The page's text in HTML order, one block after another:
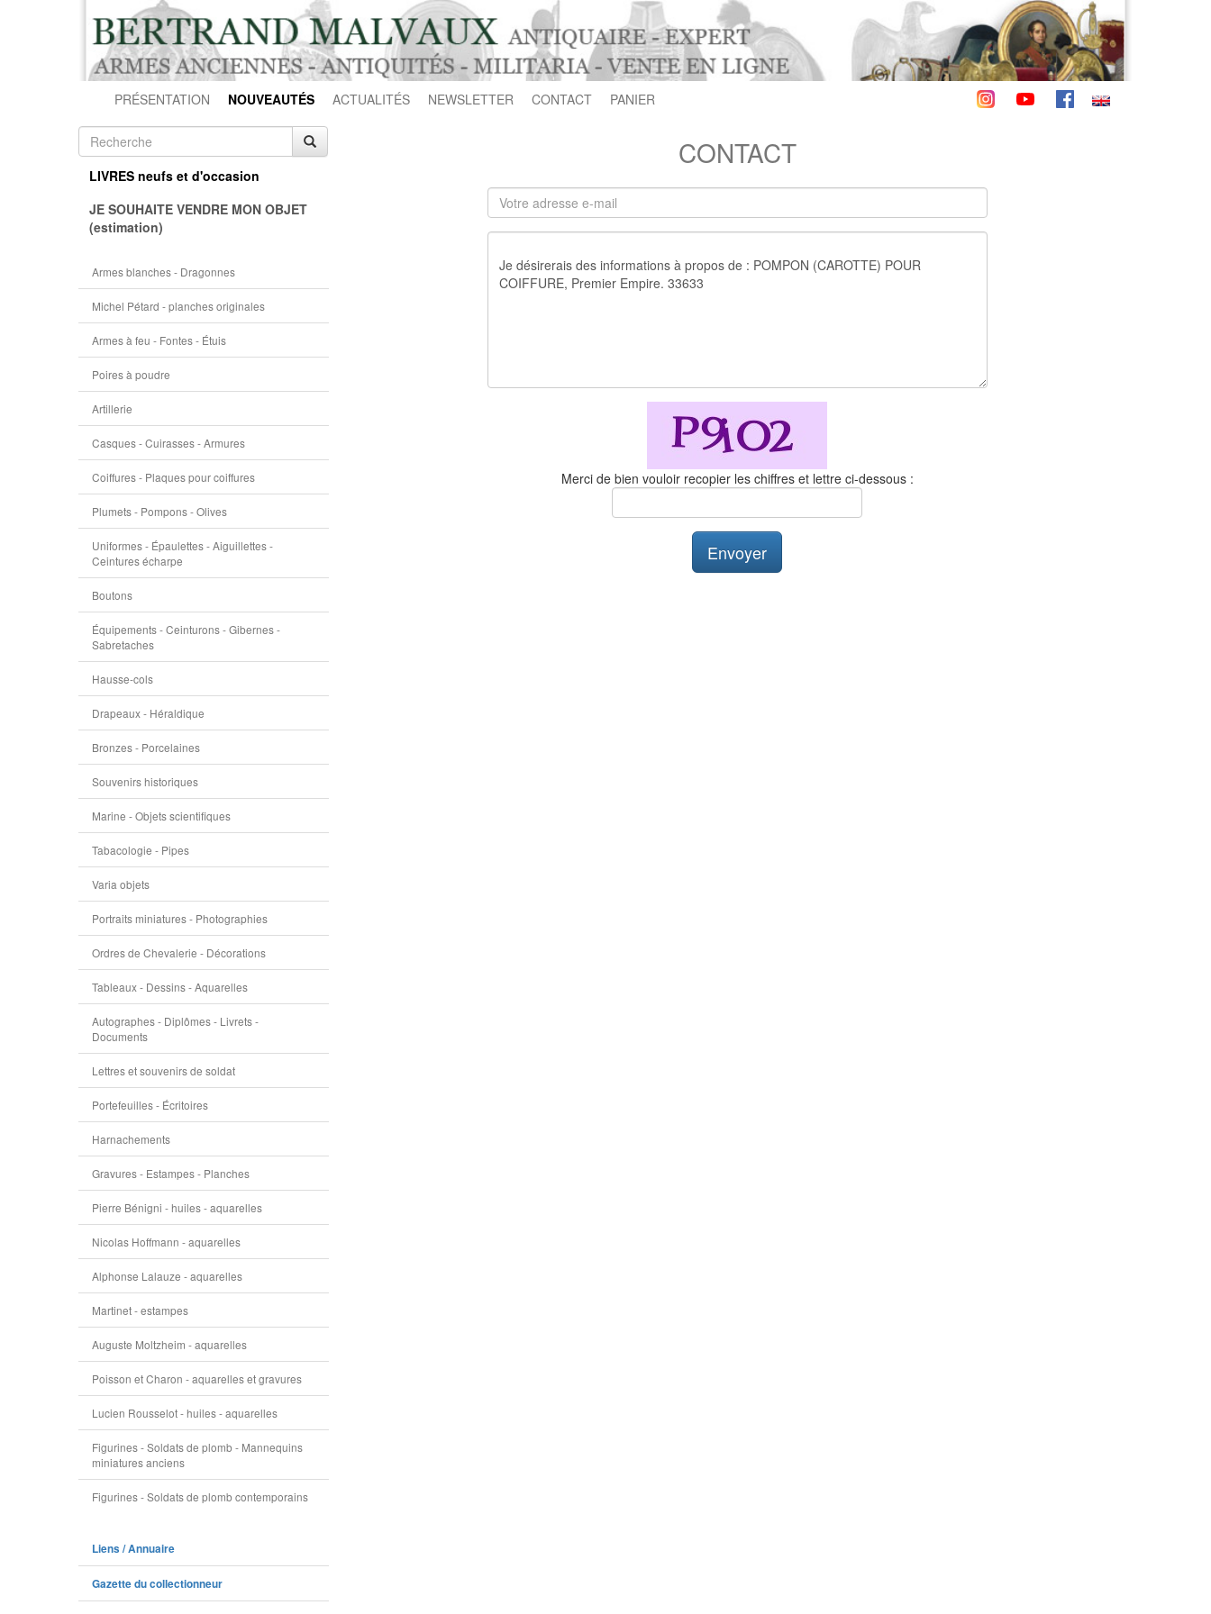
PRÉSENTATION NOUVEAUTÉS ACTUALITÉS NEWSLETTER CONTACT PANIER
LIVRES neufs et d'occasion
JE SOUHAITE VENDRE MON OBJET
(estimation)
Armes blanches - Dragonnes
Michel Pétard - planches originales
Armes à feu - Fontes - Étuis
Poires à poudre
Artillerie
Casques - Cuirasses - Armures
Coiffures - Plaques pour coiffures
Plumets - Pompons - Olives
Uniformes - Épaulettes - Aiguillettes -
Ceintures écharpe
Boutons
Équipements - Ceinturons - Gibernes -
Sabretaches
Hausse-cols
Drapeaux - Héraldique
Bronzes - Porcelaines
Souvenirs historiques
Marine - Objets scientifiques
Tabacologie - Pipes
Varia objets
Portraits miniatures - Photographies
Ordres de Chevalerie - Décorations
Tableaux - Dessins - Aquarelles
Autographes - Diplômes - Livrets -
Documents
Lettres et souvenirs de soldat
Portefeuilles - Écritoires
Harnachements
Gravures - Estampes - Planches
Pierre Bénigni - huiles - aquarelles
Nicolas Hoffmann - aquarelles
Alphonse Lalauze - aquarelles
Martinet - estampes
Auguste Moltzheim - aquarelles
Poisson et Charon - aquarelles et gravures
Lucien Rousselot - huiles - aquarelles
Figurines - Soldats de plomb - Mannequins
miniatures anciens
Figurines - Soldats de plomb contemporains
Liens / Annuaire
Gazette du collectionneur
CONTACT
Merci de bien vouloir recopier les chiffres et lettre ci-dessous :